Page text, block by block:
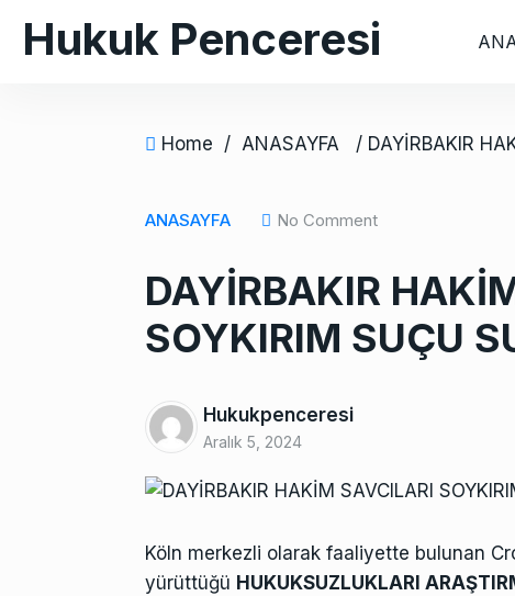
Hukuk Penceresi
Home / ANASAYFA
ANASAYFA No Comment
DAYİRBAKIR
SOYKIRIM SUÇU
Hukukpenceresi
Aralık 5, 2024
Köln merkezli olarak faaliyette bulunan
yürüttüğü HUKUKSUZLUKLARI